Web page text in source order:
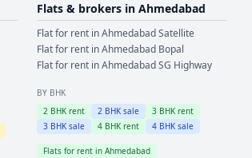
Flats & brokers inAhmedabad
Flat for rent inAhmedabadSatellite
Flat for rent inAhmedabad Bopal
Flat for rent inAhmedabadSG Highway
BY BHK
2 BHK rent 2 BHK sale 3 BHK rent
3 BHK sale 4 BHK rent 4 BHK sale
Flats for rent inAhmedabad